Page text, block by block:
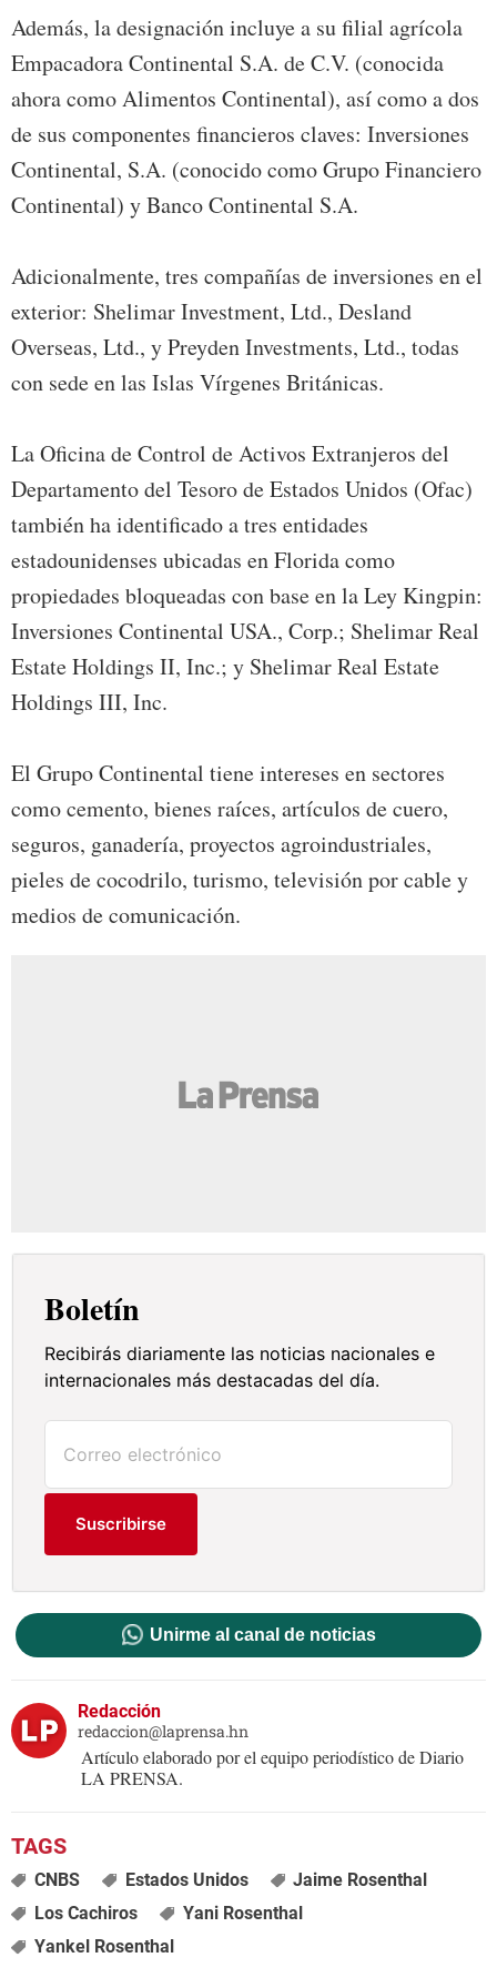
Además, la designación incluye a su filial agrícola
Empacadora Continental S.A. de C.V. (conocida
ahora como Alimentos Continental), así como a dos
de sus componentes financieros claves: Inversiones
Continental, S.A. (conocido como Grupo Financiero
Continental) y Banco Continental S.A.
Adicionalmente, tres compañías de inversiones en el
exterior: Shelimar Investment, Ltd., Desland
Overseas, Ltd., y Preyden Investments, Ltd., todas
con sede en las Islas Vírgenes Británicas.
La Oficina de Control de Activos Extranjeros del
Departamento del Tesoro de Estados Unidos (Ofac)
también ha identificado a tres entidades
estadounidenses ubicadas en Florida como
propiedades bloqueadas con base en la Ley Kingpin:
Inversiones Continental USA., Corp.; Shelimar Real
Estate Holdings II, Inc.; y Shelimar Real Estate
Holdings III, Inc.
El Grupo Continental tiene intereses en sectores
como cemento, bienes raíces, artículos de cuero,
seguros, ganadería, proyectos agroindustriales,
pieles de cocodrilo, turismo, televisión por cable y
medios de comunicación.
Boletín
Recibirás diariamente las noticias nacionales e
internacionales más destacadas del día.
Suscribirse
Unirme al canal de noticias
Redacción
redaccion@laprensa.hn
Artículo elaborado por el equipo periodístico de Diario
LA PRENSA.
CNBS Estados Unidos
Jaime Rosenthal
Los Cachiros
Yani Rosenthal
Yankel Rosenthal